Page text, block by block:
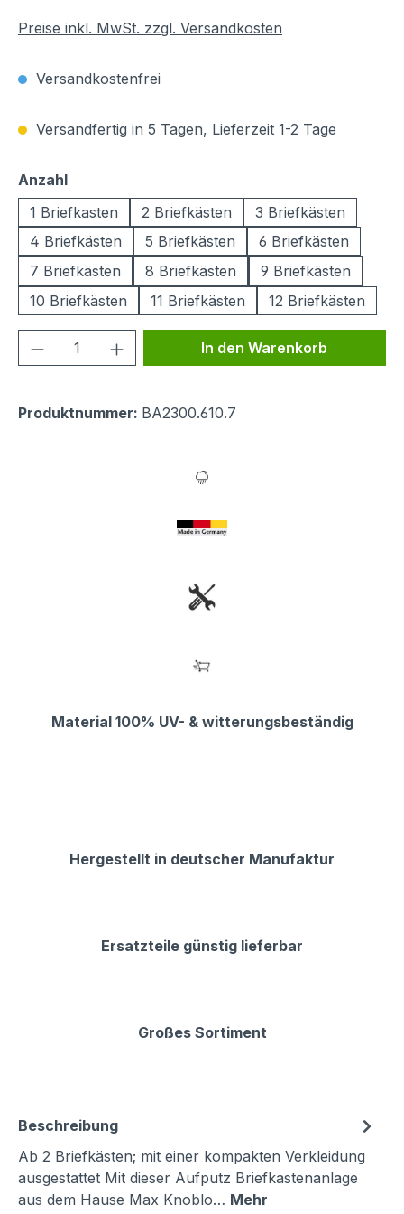
Preise inkl. MwSt. zzgl. Versandkosten
Versandkostenfrei
Versandfertig in 5 Tagen, Lieferzeit 1-2 Tage
Anzahlauswählen
1 Briefkasten
2 Briefkästen
3 Briefkästen
4 Briefkästen
5 Briefkästen
6 Briefkästen
7 Briefkästen
8 Briefkästen
9 Briefkästen
10 Briefkästen
11 Briefkästen 12 Briefkästen
Produkt Anzahl: Gib denIn den Warenkorb
Produktnummer: BA2300.610.7
Material 100% UV- & witterungsbeständig
Hergestellt in deutscher Manufaktur
Ersatzteile günstig lieferbar
Großes Sortiment
Beschreibung
Ab 2 Briefkästen; mit einer kompakten Verkleidung
ausgestattet Mit dieser Aufputz Briefkastenanlage
aus dem Hause Max Knoblo… Mehr